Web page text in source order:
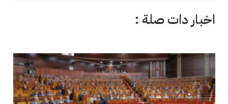
اخبار دات صلة :